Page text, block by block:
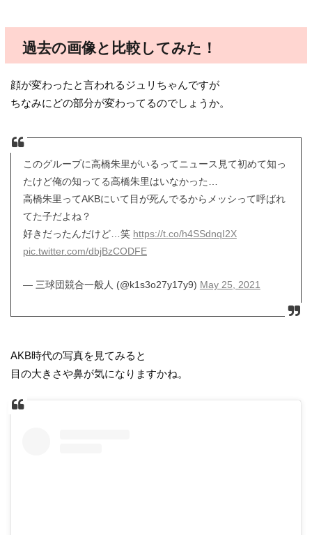
過去の画像と比較してみた！
顔が変わったと言われるジュリちゃんですが
ちなみにどの部分が変わってるのでしょうか。
このグループに高橋朱里がいるってニュース見て初めて知っ
たけど俺の知ってる高橋朱里はいなかった…
高橋朱里ってAKBにいて目が死んでるからメッシって呼ばれ
てた子だよね？
好きだったんだけど…笑 https://t.co/h4SSdnqI2X
pic.twitter.com/dbjBzCODFE
— 三球団競合一般人 (@k1s3o27y17y9) May 25, 2021
AKB時代の写真を見てみると
目の大きさや鼻が気になりますかね。